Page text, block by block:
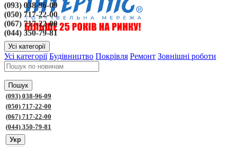
(093) 038-96-09
(050) 717-22-00
(067) 717-22-00
(044) 350-79-81
Усі категорії
Усі категорії Будівництво Покрівля Ремонт Зовнішні роботи
Пошук
(093) 038-96-09
(050) 717-22-00
(067) 717-22-00
(044) 350-79-81
Укр